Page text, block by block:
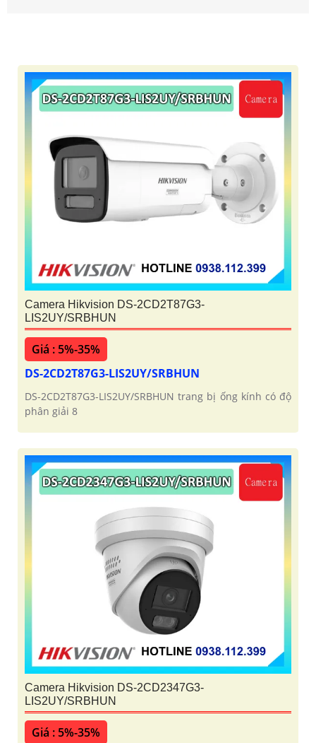
Camera Hikvision DS-2CD2T87G3-
LIS2UY/SRBHUN
Giá : 5%-35%
DS-2CD2T87G3-LIS2UY/SRBHUN
DS-2CD2T87G3-LIS2UY/SRBHUN trang bị ống kính có độ
phân giải 8
Camera Hikvision DS-2CD2347G3-
LIS2UY/SRBHUN
Giá : 5%-35%